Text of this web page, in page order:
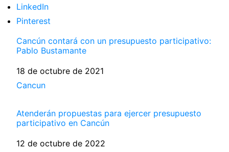
LinkedIn
Pinterest
Cancún contará con un presupuesto participativo:
Pablo Bustamante
Fecha
18 de octubre de 2021
Respecto a
Cancun
Atenderán propuestas para ejercer presupuesto
participativo en Cancún
Fecha
12 de octubre de 2022